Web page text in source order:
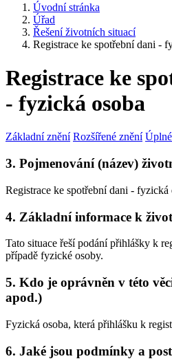
Úvodní stránka
Úřad
Řešení životních situací
Registrace ke spotřební dani -
Registrace ke
- fyzická osoba
Základní znění Rozšířené znění
3. Pojmenování (název)
Registrace ke spotřební dani - fyzická
4. Základní informace k
Tato situace řeší podání přihlášky k
případě fyzické osoby.
5. Kdo je oprávněn v této
apod.)
Fyzická osoba, která přihlášku k
6. Jaké jsou podmínky a